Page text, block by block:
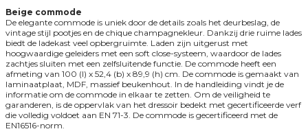
Beige commode
De elegante commode is uniek door de details zoals het deurbeslag, de
vintage stijl pootjes en de chique champagnekleur. Dankzij drie ruime lades
biedt de ladekast veel opbergruimte. Laden zijn uitgerust met
hoogwaardige geleiders met een soft close-systeem, waardoor de lades
zachtjes sluiten met een zelfsluitende functie. De commode heeft een
afmeting van 100 (l) x 52,4 (b) x 89,9 (h) cm. De commode is gemaakt van
laminaatplaat, MDF, massief beukenhout. In de handleiding vindt je de
informatie om de commode in elkaar te zetten. Om de veiligheid te
garanderen, is de oppervlak van het dressoir bedekt met gecertificeerde verf
die volledig voldoet aan EN 71-3. De commode is gecertificeerd met de
EN16516-norm.